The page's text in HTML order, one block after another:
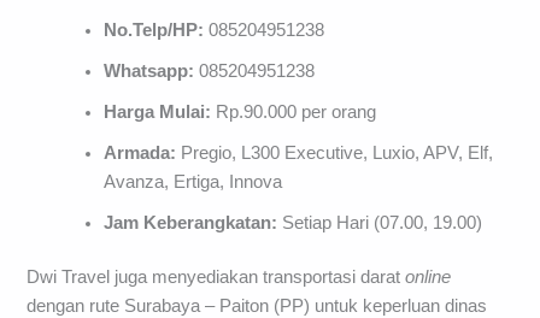
No.Telp/HP: 085204951238
Whatsapp: 085204951238
Harga Mulai: Rp.90.000 per orang
Armada: Pregio, L300 Executive, Luxio, APV, Elf,
Avanza, Ertiga, Innova
Jam Keberangkatan: Setiap Hari (07.00, 19.00)
Dwi Travel juga menyediakan transportasi daratonline
dengan rute Surabaya – Paiton (PP) untuk keperluan dinas